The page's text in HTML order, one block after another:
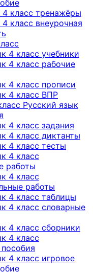
класс тренажёры
класс внеурочная
4 класс учебники
4 класс рабочие
4 класс прописи
4 класс ВПР
Русский язык
4 класс задания
4 класс диктанты
4 класс тесты
4 класс
работы
4 класс
работы
4 класс таблицы
4 класс словарные
4 класс сборники
4 класс
4 класс игровое